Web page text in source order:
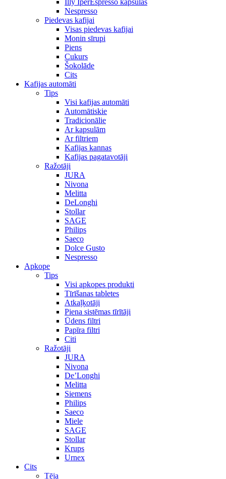
Illy IperEspresso kapsulas
Nespresso
Piedevas kafijai
Visas piedevas kafijai
Monin sīrupi
Piens
Cukurs
Šokolāde
Cits
Kafijas automāti
Tips
Visi kafijas automāti
Automātiskie
Tradicionālie
Ar kapsulām
Ar filtriem
Kafijas kannas
Kafijas pagatavotāji
Ražotāji
JURA
Nivona
Melitta
DeLonghi
Stollar
SAGE
Philips
Saeco
Dolce Gusto
Nespresso
Apkope
Tips
Visi apkopes produkti
Tīrīšanas tabletes
Atkaļķotāji
Piena sistēmas tīrītāji
Ūdens filtri
Papīra filtri
Citi
Ražotāji
JURA
Nivona
De’Longhi
Melitta
Siemens
Philips
Saeco
Miele
SAGE
Stollar
Krups
Urnex
Cits
Tēja